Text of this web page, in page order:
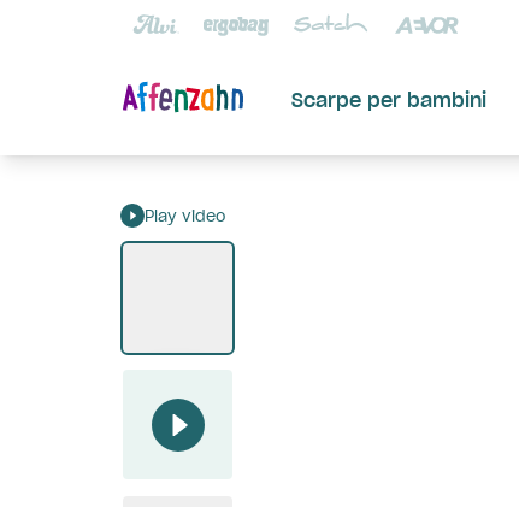
Scarpe per bambini
Play video